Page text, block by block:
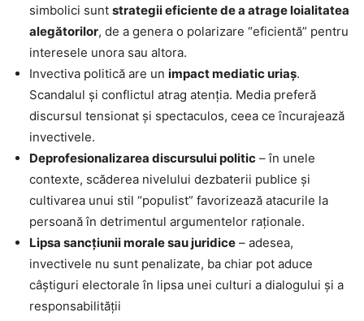
simbolici sunt strategii eficiente de a atrage loialitatea
alegătorilor, de a genera o polarizare “eficientă” pentru
interesele unora sau altora.
Invectiva politică are un impact mediatic uriaş.
Scandalul și conflictul atrag atenția. Media preferă
discursul tensionat și spectaculos, ceea ce încurajează
invectivele.
Deprofesionalizarea discursului politic – în unele
contexte, scăderea nivelului dezbaterii publice și
cultivarea unui stil “populist” favorizează atacurile la
persoană în detrimentul argumentelor raționale.
Lipsa sancțiunii morale sau juridice – adesea,
invectivele nu sunt penalizate, ba chiar pot aduce
câștiguri electorale în lipsa unei culturi a dialogului și a
responsabilității